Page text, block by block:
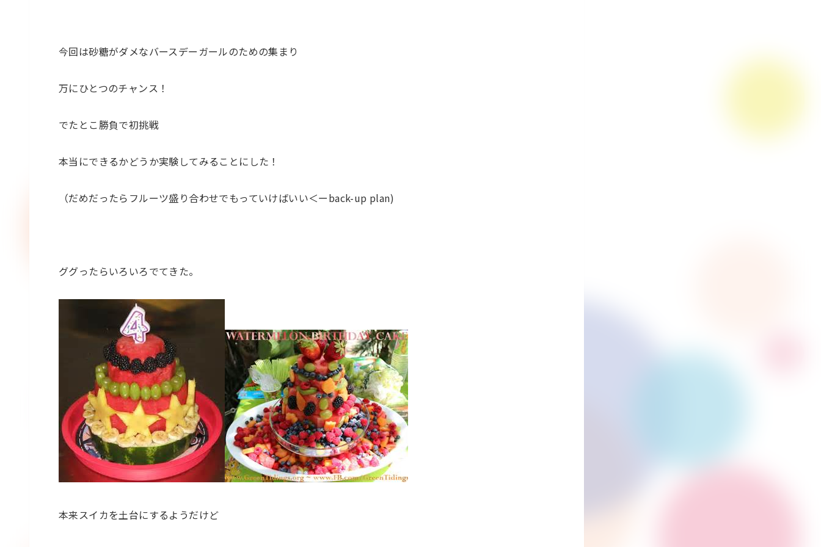
今回は砂糖がダメなバースデーガールのための集まり
万にひとつのチャンス！
でたとこ勝負で初挑戦
本当にできるかどうか実験してみることにした！
（だめだったらフルーツ盛り合わせでもっていけばいい＜ーback-up plan)
ググったらいろいろでてきた。
本来スイカを土台にするようだけど